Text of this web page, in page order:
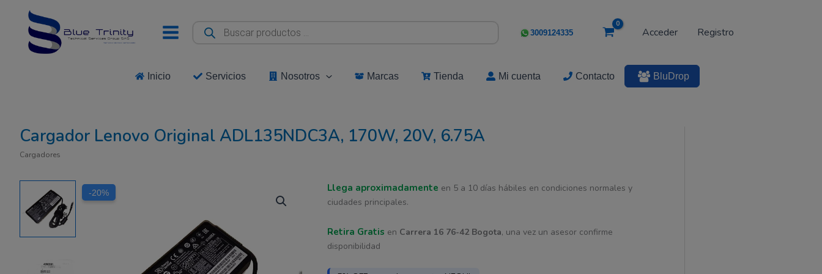
contenido
Búsqueda
3009124335 Acceder Registro
Inicio Servicios Nosotros Marcas Tienda Mi cuenta Contacto BluDrop
Cargador Lenovo Original ADL135NDC3A, 170W, 20V, 6.75A
Cargadores
-20% Llega aproximadamente en 5 a 10 días hábiles en condiciones normales y
ciudades principales.
Retira Gratis en Carrera 16 76-42 Bogota, una vez un asesor confirme
disponibilidad
El
original
El
actual